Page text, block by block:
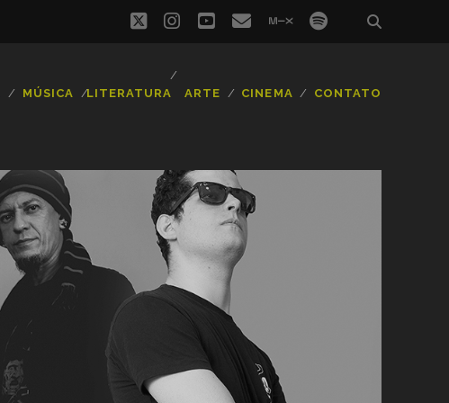
twitterinstagram
youtube
emailmixcloud
spotify
MÚSICA LITERATURA ARTE CINEMA CONTATO